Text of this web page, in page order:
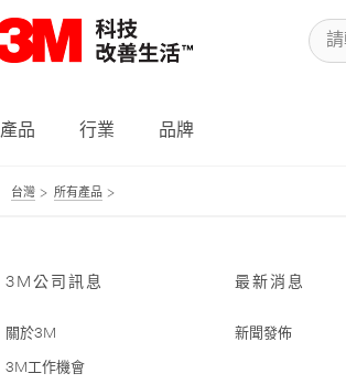
產品 行業 品牌
台灣 所有產品
3M公司訊息
關於3M
3M工作機會
最新消息
新聞發佈